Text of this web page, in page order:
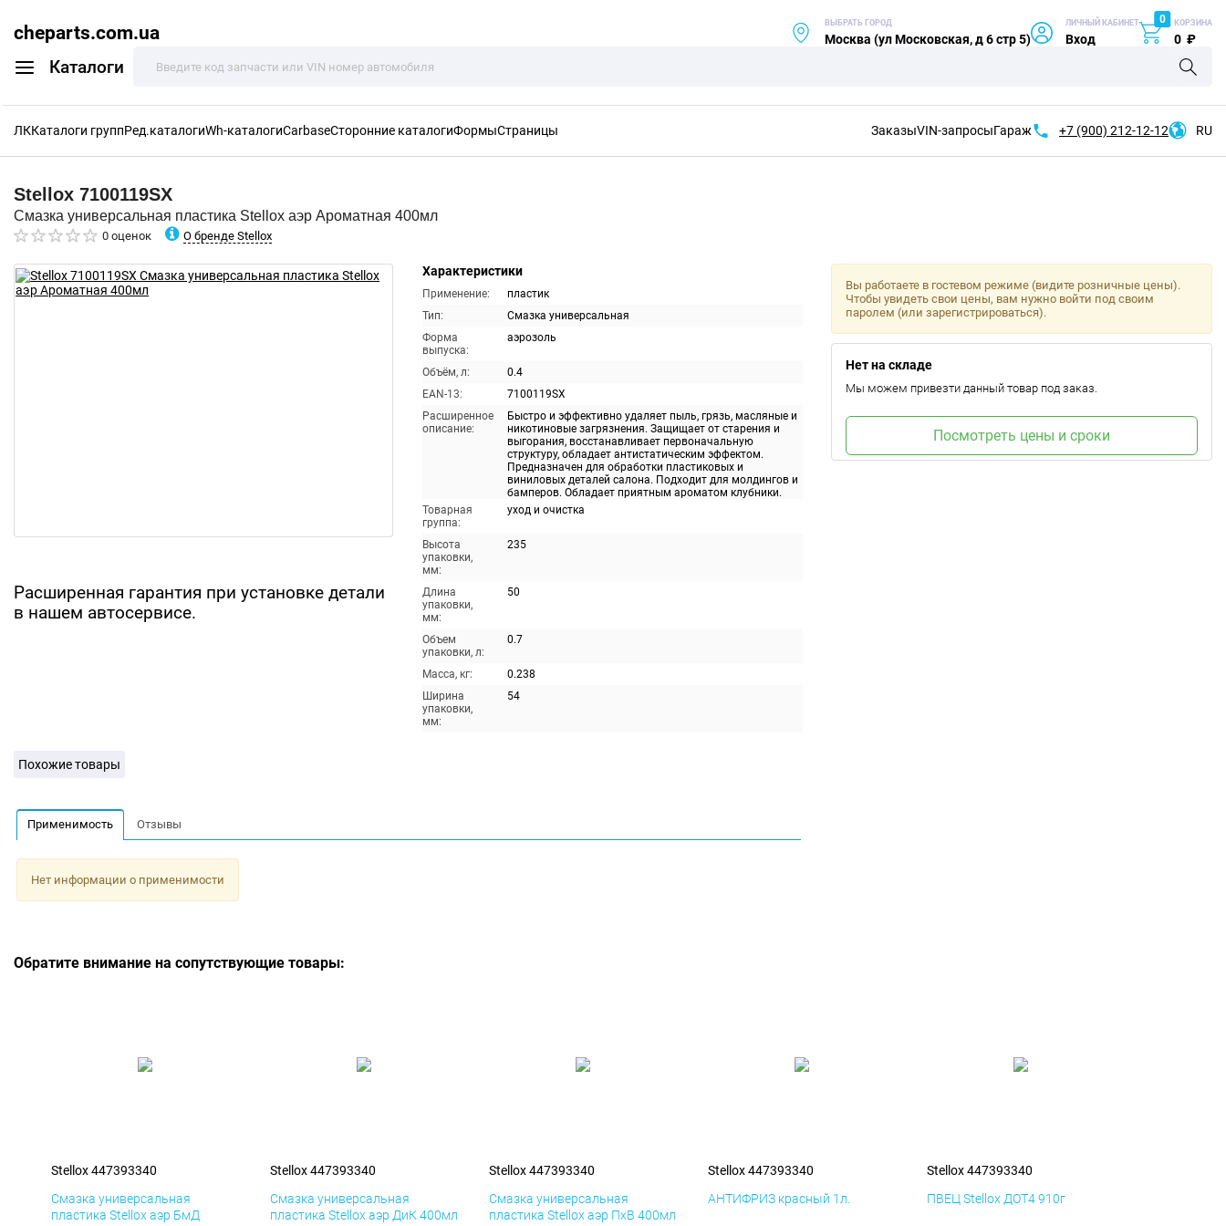
cheparts.com.ua
Каталоги
ВЫБРАТЬ ГОРОД
Москва (ул Московская, д 6 стр 5)
ЛИЧНЫЙ КАБИНЕТ
Вход
0 КОРЗИНА
0 ₽
ЛККаталоги группРед.каталогиWh-каталогиCarbaseСторонние каталогиФормыСтраницы ЗаказыVIN-запросыГараж +7 (900) 212-12-12 RU
Stellox 7100119SX
Смазка универсальная пластика Stellox аэр Ароматная 400мл
0 оценок О бренде Stellox
Расширенная гарантия при установке детали
в нашем автосервисе.
Характеристики
Применение:
пластик
Тип:
Смазка универсальная
Форма
выпуска:
аэрозоль
Объём, л:
0.4
EAN-13:
7100119SX
Расширенное
описание:
Быстро и эффективно удаляет пыль, грязь, масляные и
никотиновые загрязнения. Защищает от старения и
выгорания, восстанавливает первоначальную
структуру, обладает антистатическим эффектом.
Предназначен для обработки пластиковых и
виниловых деталей салона. Подходит для молдингов и
бамперов. Обладает приятным ароматом клубники.
Товарная
группа:
уход и очистка
Высота
упаковки,
мм:
235
Длина
упаковки,
мм:
50
Объем
упаковки, л:
0.7
Масса, кг:
0.238
Ширина
упаковки,
мм:
54
Вы работаете в гостевом режиме (видите розничные цены).
Чтобы увидеть свои цены, вам нужно войти под своим
паролем (или зарегистрироваться).
Нет на складе
Мы можем привезти данный товар под заказ.
Посмотреть цены и сроки
Похожие товары
Применимость Отзывы
Нет информации о применимости
Обратите внимание на сопутствующие товары:
Stellox 447393340
Смазка универсальная
пластика Stellox аэр БмД
Stellox 447393340
Смазка универсальная
пластика Stellox аэр ДиК 400мл
Stellox 447393340
Смазка универсальная
пластика Stellox аэр ПхВ 400мл
Stellox 447393340
АНТИФРИЗ красный 1л.
Stellox 447393340
ПВЕЦ Stellox ДОТ4 910г